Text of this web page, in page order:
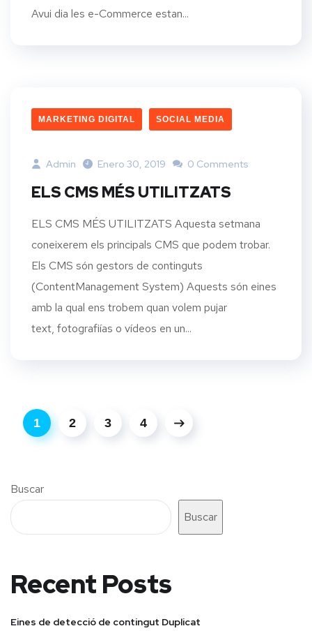
Avui dia les e-Commerce estan...
MARKETING DIGITAL SOCIAL MEDIA
Admin Enero 30, 2019 0 Comments
ELS CMS MÉS UTILITZATS
ELS CMS MÉS UTILITZATS Aquesta setmana
coneixerem els principals CMS que podem trobar.
Els CMS són gestors de continguts
(ContentManagement System) Aquests són eines
amb la qual ens trobem quan volem pujar
text, fotografiías o vídeos en un...
1 2 3 4
Buscar
Buscar
Recent Posts
Eines de detecció de contingut Duplicat